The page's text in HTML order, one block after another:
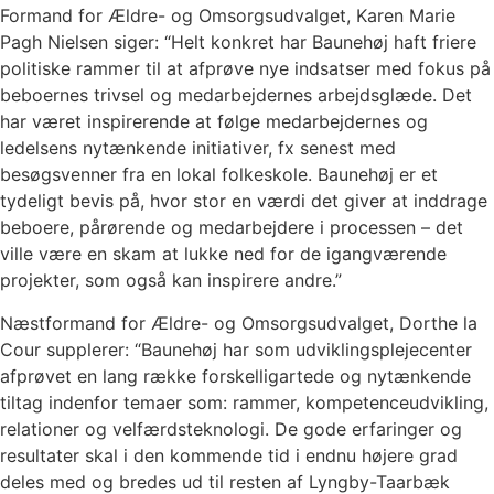
Formand for Ældre- og Omsorgsudvalget, Karen Marie
Pagh Nielsen siger: “Helt konkret har Baunehøj haft friere
politiske rammer til at afprøve nye indsatser med fokus på
beboernes trivsel og medarbejdernes arbejdsglæde. Det
har været inspirerende at følge medarbejdernes og
ledelsens nytænkende initiativer, fx senest med
besøgsvenner fra en lokal folkeskole. Baunehøj er et
tydeligt bevis på, hvor stor en værdi det giver at inddrage
beboere, pårørende og medarbejdere i processen – det
ville være en skam at lukke ned for de igangværende
projekter, som også kan inspirere andre.”
Næstformand for Ældre- og Omsorgsudvalget, Dorthe la
Cour supplerer: “Baunehøj har som udviklingsplejecenter
afprøvet en lang række forskelligartede og nytænkende
tiltag indenfor temaer som: rammer, kompetenceudvikling,
relationer og velfærdsteknologi. De gode erfaringer og
resultater skal i den kommende tid i endnu højere grad
deles med og bredes ud til resten af Lyngby-Taarbæk